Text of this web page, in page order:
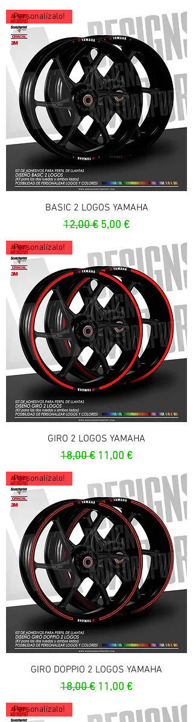
Personalízalo!
BASIC 2 LOGOS YAMAHA
Prix original
12,00 € Prix promotionnel
5,00 €
Personalízalo!
GIRO 2 LOGOS YAMAHA
Prix original
18,00 € Prix promotionnel
11,00 €
Personalízalo!
GIRO DOPPIO 2 LOGOS YAMAHA
Prix original
18,00 € Prix promotionnel
11,00 €
Personalízalo!